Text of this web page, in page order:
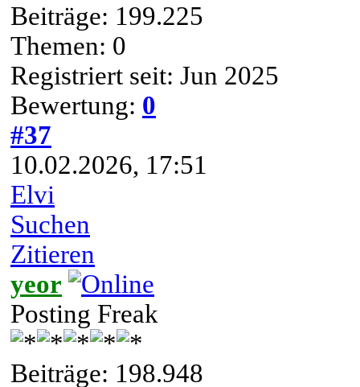
Beiträge: 199.225
Themen: 0
Registriert seit: Jun 2025
Bewertung: 0
#37
10.02.2026, 17:51
Elvi
Suchen
Zitieren
yeor
Posting Freak
Beiträge: 198.948